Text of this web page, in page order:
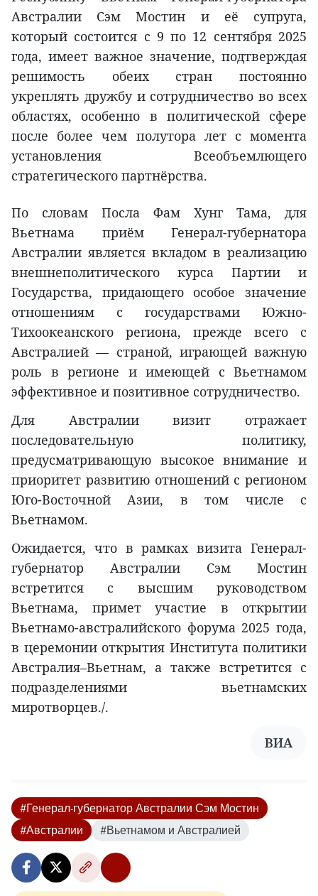
Австралии Сэм Мостин и её супруга,
который состоится с 9 по 12 сентября 2025
года, имеет важное значение, подтверждая
решимость обеих стран постоянно
укреплять дружбу и сотрудничество во всех
областях, особенно в политической сфере
после более чем полутора лет с момента
установления Всеобъемлющего
стратегического партнёрства.
По словам Посла Фам Хунг Тама, для
Вьетнама приём Генерал-губернатора
Австралии является вкладом в реализацию
внешнеполитического курса Партии и
Государства, придающего особое значение
отношениям с государствами Южно-
Тихоокеанского региона, прежде всего с
Австралией — страной, играющей важную
роль в регионе и имеющей с Вьетнамом
эффективное и позитивное сотрудничество.
Для Австралии визит отражает
последовательную политику,
предусматривающую высокое внимание и
приоритет развитию отношений с регионом
Юго-Восточной Азии, в том числе с
Вьетнамом.
Ожидается, что в рамках визита Генерал-
губернатор Австралии Сэм Мостин
встретится с высшим руководством
Вьетнама, примет участие в открытии
Вьетнамо-австралийского форума 2025 года,
в церемонии открытия Института политики
Австралия–Вьетнам, а также встретится с
подразделениями вьетнамских
миротворцев./.
ВИА
#Генерал-губернатор Австралии Сэм Мостин
#Австралии
#Вьетнамом и Австралией